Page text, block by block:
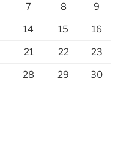
7 8 9
14 15 16
21 22 23
28 29 30